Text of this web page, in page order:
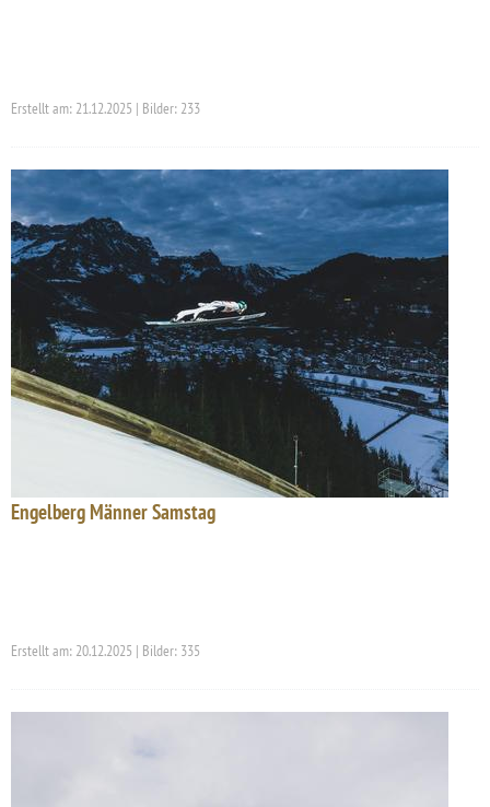
Erstellt am: 21.12.2025 | Bilder: 233
Engelberg Männer Samstag
Erstellt am: 20.12.2025 | Bilder: 335